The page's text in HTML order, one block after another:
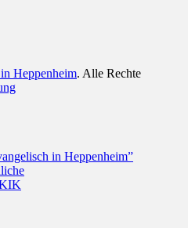
Heppenheim. Alle Rechte
in Heppenheim”